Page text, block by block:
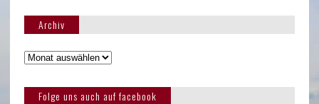
Archiv
Folge uns auch auf facebook